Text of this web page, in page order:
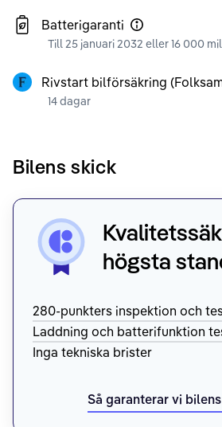
Batterigaranti
Till 25 januari 2032 eller 16 000 mil
Rivstart bilförsäkring
14 dagar
Bilens skick
högsta
280-punkters inspektion och
Laddning och batterifunktion
Inga tekniska brister
Så garanterar vi